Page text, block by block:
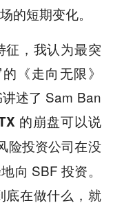
的短期变化。
征，我认为最突
《走向无限》
讲述了 Sam Ban
的崩盘可以说
险投资公司在没
向 SBF 投资。
底在做什么，就